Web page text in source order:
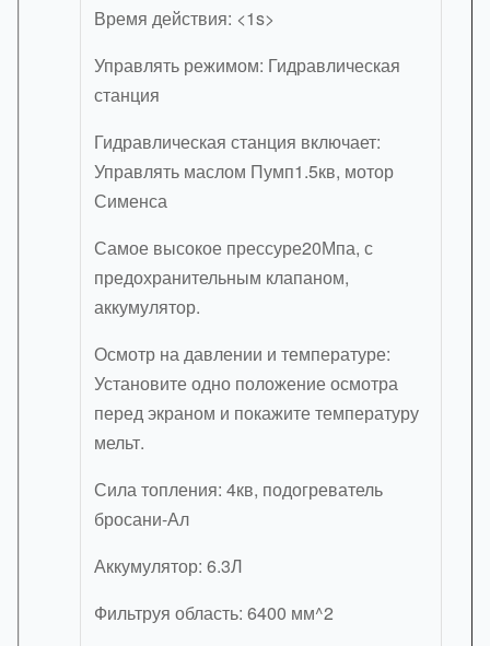
Время действия: <1s>
Управлять режимом: Гидравлическая
станция
Гидравлическая станция включает:
Управлять маслом Пумп1.5кв, мотор
Сименса
Самое высокое прессуре20Мпа, с
предохранительным клапаном,
аккумулятор.
Осмотр на давлении и температуре:
Установите одно положение осмотра
перед экраном и покажите температуру
мельт.
Сила топления: 4кв, подогреватель
бросани-Ал
Аккумулятор: 6.3Л
Фильтруя область: 6400 мм^2